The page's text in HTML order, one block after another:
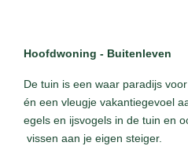
Hoofdwoning - Buitenleven
De tuin is een waar paradijs
én een vleugje vakantiegevoel
egels en ijsvogels in de tuin en
vissen aan je eigen steiger.